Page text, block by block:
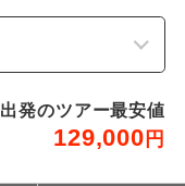
発のツアー最安値
129,000 円